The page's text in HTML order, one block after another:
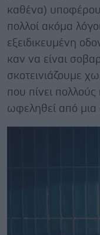
καθένα)
πολλοί ακόμα
εξειδικευμένη
καν να είναι
σκοτεινιάζουμε
που πίνει
ωφεληθεί από μια